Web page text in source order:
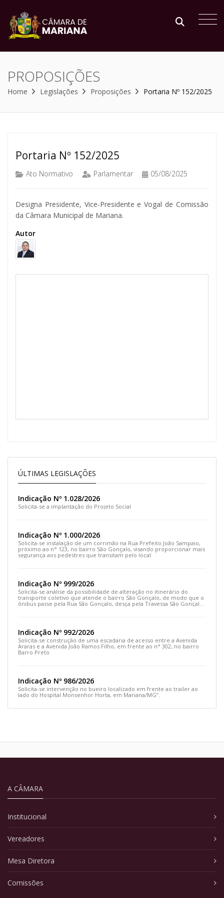
PROPOSIÇÕES
Home Legislações Proposições Portaria Nº 152/2025
Portaria Nº 152/2025
Ato Normativo Parlamentar 05/08/2025
Designa Presidente, Vice-Presidente e Vogal de Comissão
da Câmara Municipal de Mariana.
Autor
ÚLTIMAS LEGISLAÇÕES
Indicação Nº 1.028/2026
Solicita-se a implantação do Projeto Social
Indicação Nº 1.000/2026
Solicita-se instalação de um corrimão na Rua Prefeito João Sampaio,
próximo ao n° 123, no bairro São Gonçalo, visando proporcionar mais
segurança aos pedestres que transitam pelo local
Indicação Nº 999/2026
Solicita-se análise da possibilidade de alteração no itinerário do
transporte coletivo que atende o bairro São Gonçalo, de modo que o
ônibus passe pela Rua São Gonçalo, desça pela Travessa São Gonçalo
e siga pela Rua Prefeito João Sampaio
Indicação Nº 992/2026
Solicita-se construção de uma escadaria de acesso entre a Avenida
Araras e a Avenida João Ramos Filho, em frente ao n° 302, no bairro
Barro Preto
Indicação Nº 986/2026
Solicita-se intervenção no bueiro localizado em frente ao trailer ao
lado do Hospital Monsenhor Horta, em Mariana/MG”.
A CÂMARA
Institucional
Vereadores
Mesa Diretora
Comissões